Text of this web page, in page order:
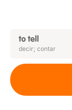
to tell
decir; contar